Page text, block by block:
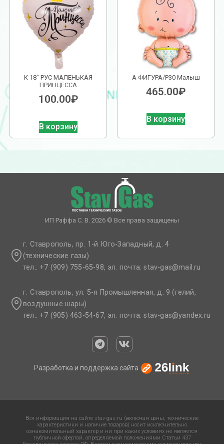
К 18″ РУС МАЛЕНЬКАЯ
ПРИНЦЕССА
100.00₽
В корзину
А ФИГУРА/P30 Малыш
465.00₽
В корзину
ИП Раффа С. В. 2026 © Все права защищены
г. Ставрополь, пр. 1-й Юго-Западный, д. 4
(технические газы)
тел.: +7 (909) 755-65-98, эл. почта: stav-gas@mail.ru​
г. Ставрополь, ул. 5-я Промышленная, д. 9 (гелий,
воздушные шары)
тел.: +7 (905) 463-54-67, эл. почта: stav-gas@yandex.ru​
Разработка и поддержка сайта
Вся информация на сайте stav-gas.ru (включая цены, технические
характеристики и наличие товаров) носит исключительно
ознакомительный характер и ни при каких условиях не является
публичной офертой, определяемой положениями Статьи 437